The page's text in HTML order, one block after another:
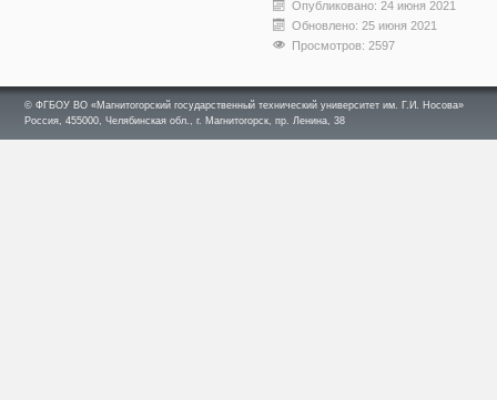
Опубликовано: 24 июня 2021
Обновлено: 25 июня 2021
Просмотров: 2597
© ФГБОУ ВО «Магнитогорский государственный технический университет им. Г.И. Носова»
Россия, 455000, Челябинская обл., г. Магнитогорск, пр. Ленина, 38